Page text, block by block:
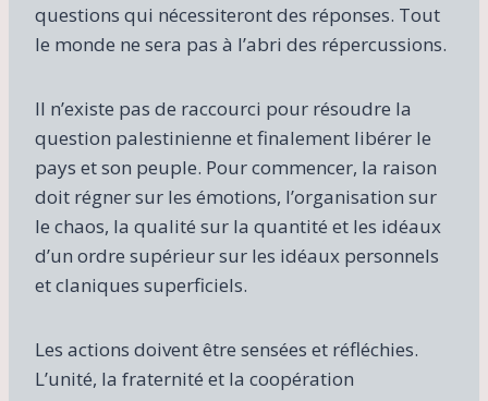
questions qui nécessiteront des réponses. Tout
le monde ne sera pas à l’abri des répercussions.
Il n’existe pas de raccourci pour résoudre la
question palestinienne et finalement libérer le
pays et son peuple. Pour commencer, la raison
doit régner sur les émotions, l’organisation sur
le chaos, la qualité sur la quantité et les idéaux
d’un ordre supérieur sur les idéaux personnels
et claniques superficiels.
Les actions doivent être sensées et réfléchies.
L’unité, la fraternité et la coopération